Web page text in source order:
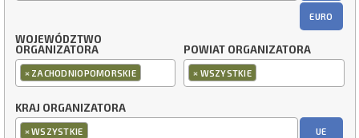
EURO
WOJEWÓDZTWO
ORGANIZATORA
× ZACHODNIOPOMORSKIE
POWIAT ORGANIZATORA
× WSZYSTKIE
KRAJ ORGANIZATORA
×WSZYSTKIE UE